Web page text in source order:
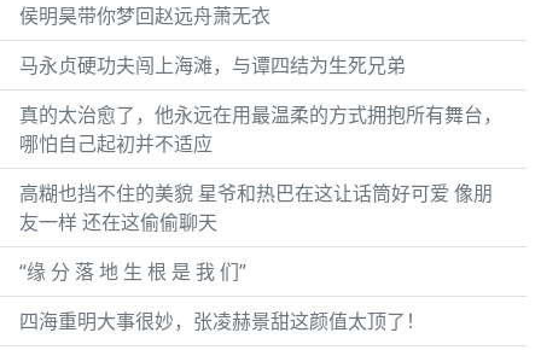
侯明昊带你梦回赵远舟萧无衣
马永贞硬功夫闯上海滩，与谭四结为生死兄弟
真的太治愈了，他永远在用最温柔的方式拥抱所有舞台，
哪怕自己起初并不适应
高糊也挡不住的美貌 星爷和热巴在这让话筒好可爱 像朋
友一样 还在这偷偷聊天
“缘 分 落 地 生 根 是 我 们”
四海重明大事很妙，张凌赫景甜这颜值太顶了！